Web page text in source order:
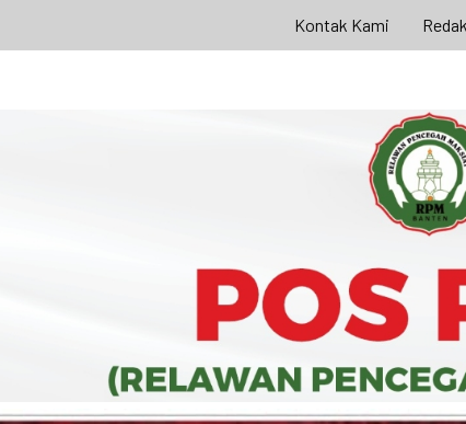
Kontak Kami